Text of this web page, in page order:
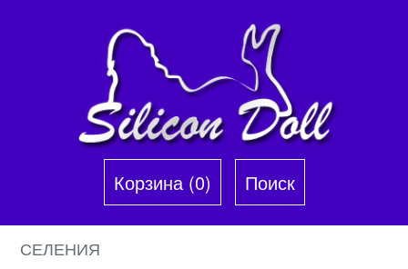
Корзина (0)‎ Поиск
СЕЛЕНИЯ